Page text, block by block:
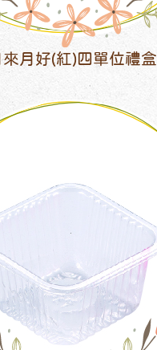
來月好(紅)四單位禮盒